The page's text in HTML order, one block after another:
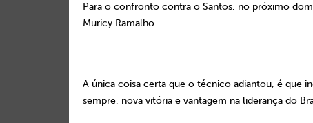
Para o confronto contra o Santos, no próximo
Muricy Ramalho.
A única coisa certa que o técnico adiantou, é que
sempre, nova vitória e vantagem na liderança do